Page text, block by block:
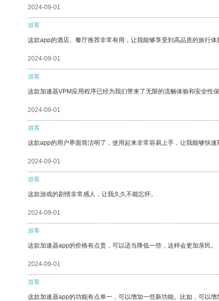
2024-09-01
游客
这款app的酒店、餐厅推荐非常有用，让我能够享受到高品质的旅行体
2024-09-01
游客
这款加速器VPM应用程序已经为我们带来了无限的流畅体验和安全性保
2024-09-01
游客
这款app的用户界面简洁明了，使用起来非常容易上手，让我能够快速
2024-09-01
游客
这款游戏的剧情非常感人，让我久久不能忘怀。
2024-09-01
游客
这款加速器app的价格有点贵，可以适当降低一些，这样会更加亲民。
2024-09-01
游客
这款加速器app的功能有点单一，可以增加一些新功能。比如，可以